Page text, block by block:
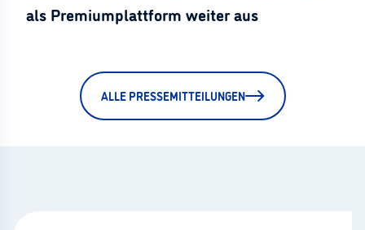
als Premiumplattform weiter aus
ALLE PRESSEMITTEILUNGEN